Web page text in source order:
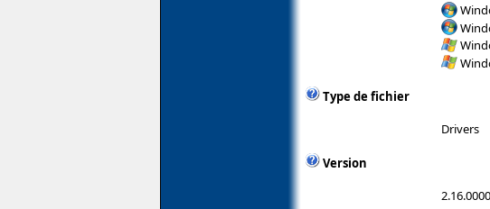
Type de fichier
Drivers
Version